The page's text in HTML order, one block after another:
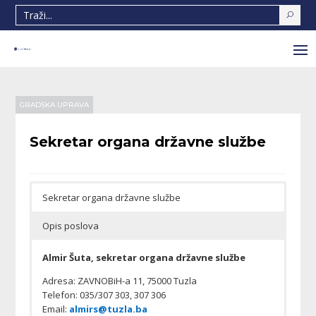
GRADSKA UPRAVA
Sekretar organa državne službe
Sekretar organa državne službe
Opis poslova
Almir Šuta, sekretar organa državne službe
Adresa: ZAVNOBiH-a 11, 75000 Tuzla
Telefon: 035/307 303, 307 306
Email: almirs@tuzla.ba